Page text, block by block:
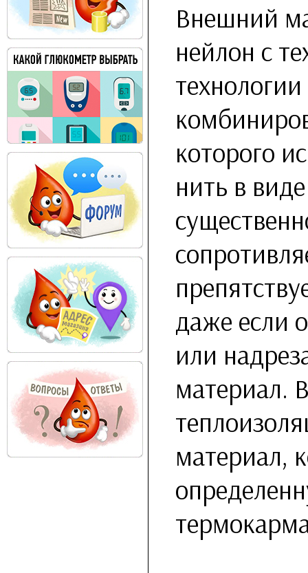
Внешний
нейлон с
которого
нить в
даже если
или
материал.
материал,